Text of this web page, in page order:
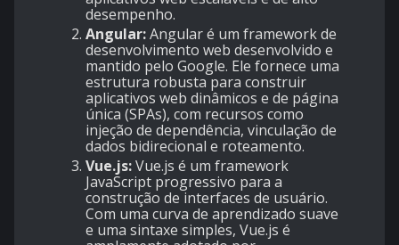
desempenho.
Angular:Angular é um framework de
desenvolvimento web desenvolvido e
mantido pelo Google. Ele fornece uma
estrutura robusta para construir
aplicativos web dinâmicos e de página
única (SPAs), com recursos como
injeção de dependência, vinculação de
dados bidirecional e roteamento.
Vue.js:Vue.js é um framework
JavaScript progressivo para a
construção de interfaces de usuário.
Com uma curva de aprendizado suave
e uma sintaxe simples, Vue.js é